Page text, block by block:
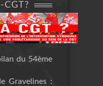
CGT?
du 54ème
Gravelines :